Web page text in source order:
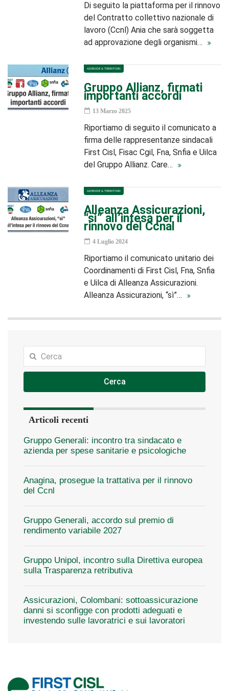
Di seguito la piattaforma per il rinnovo
del Contratto collettivo nazionale di
lavoro (Ccnl) Ania che sarà soggetta
ad approvazione degli organismi…
AZIENDE & TERRITORI
Gruppo Allianz, firmati
importanti accordi
13 Marzo 2025
Riportiamo di seguito il comunicato a
firma delle rappresentanze sindacali
First Cisl, Fisac Cgil, Fna, Snfia e Uilca
del Gruppo Allianz. Care…
AZIENDE & TERRITORI
Alleanza Assicurazioni,
“sì” all’intesa per il
rinnovo del Ccnal
4 Luglio 2024
Riportiamo il comunicato unitario dei
Coordinamenti di First Cisl, Fna, Snfia
e Uilca di Alleanza Assicurazioni.
Alleanza Assicurazioni, “sì”…
Cerca
Articoli recenti
Gruppo Generali: incontro tra sindacato e
azienda per spese sanitarie e psicologiche
Anagina, prosegue la trattativa per il rinnovo
del Ccnl
Gruppo Generali, accordo sul premio di
rendimento variabile 2027
Gruppo Unipol, incontro sulla Direttiva europea
sulla Trasparenza retributiva
Assicurazioni, Colombani: sottoassicurazione
danni si sconfigge con prodotti adeguati e
investendo sulle lavoratrici e sui lavoratori